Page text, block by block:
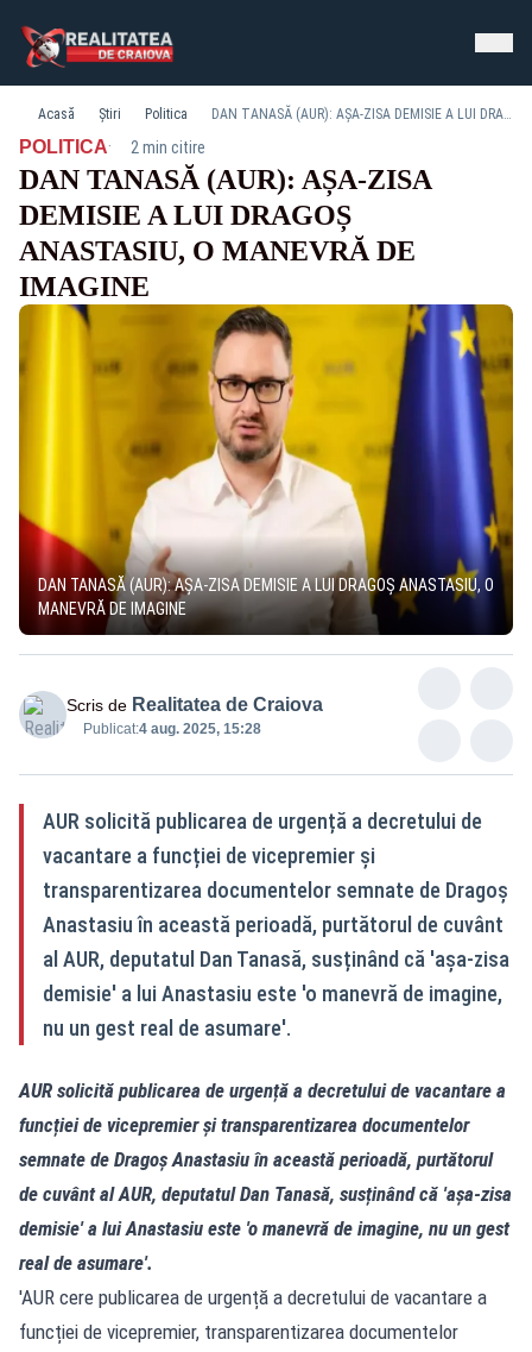
Acasă Știri Politica DAN TANASĂ (AUR): AȘA-ZISA DEMISIE A LUI DRAGOȘ ANASTASIU, O MANEVRĂ DE IMAGINE
POLITICA· 2 min citire
DAN TANASĂ (AUR): AȘA-ZISA
DEMISIE A LUI DRAGOȘ
ANASTASIU, O MANEVRĂ DE
IMAGINE
DAN TANASĂ (AUR): AȘA-ZISA DEMISIE A LUI DRAGOȘ ANASTASIU, O
MANEVRĂ DE IMAGINE
Scris de Realitatea de Craiova
Publicat:4 aug. 2025, 15:28
AUR solicită publicarea de urgență a decretului de
vacantare a funcției de vicepremier și
transparentizarea documentelor semnate de Dragoș
Anastasiu în această perioadă, purtătorul de cuvânt
al AUR, deputatul Dan Tanasă, susținând că 'așa-zisa
demisie' a lui Anastasiu este 'o manevră de imagine,
nu un gest real de asumare'.
AUR solicită publicarea de urgență a decretului de vacantare a
funcției de vicepremier și transparentizarea documentelor
semnate de Dragoș Anastasiu în această perioadă, purtătorul
de cuvânt al AUR, deputatul Dan Tanasă, susținând că 'așa-zisa
demisie' a lui Anastasiu este 'o manevră de imagine, nu un gest
real de asumare'.
'AUR cere publicarea de urgență a decretului de vacantare a
funcției de vicepremier, transparentizarea documentelor